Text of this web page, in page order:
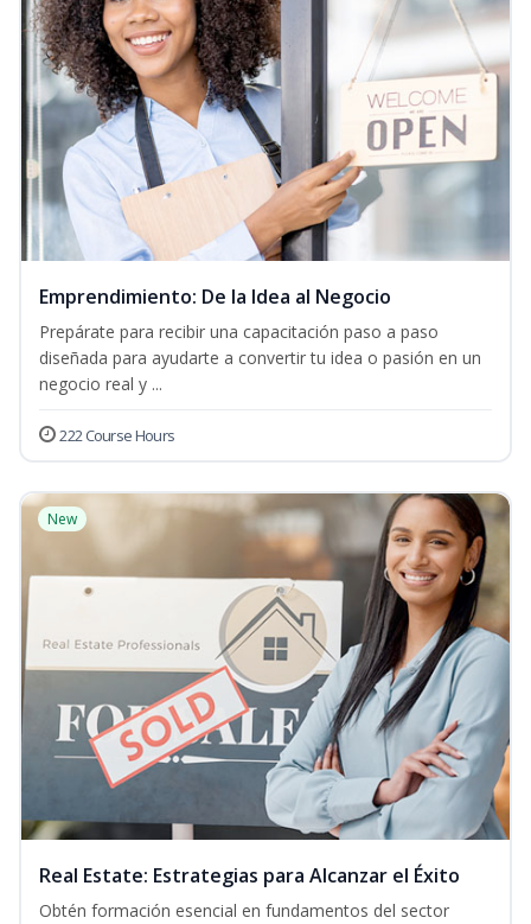
Emprendimiento: De la Idea al Negocio
Prepárate para recibir una capacitación paso a paso
diseñada para ayudarte a convertir tu idea o pasión en un
negocio real y ...
222 Course Hours
New
Real Estate: Estrategias para Alcanzar el Éxito
Obtén formación esencial en fundamentos del sector